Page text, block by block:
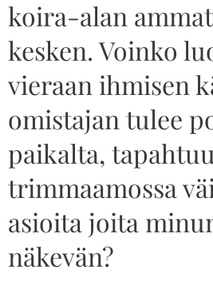
koira-alan
kesken. Voinko
vieraan ihmisen
omistajan tulee
paikalta,
trimmaamossa
asioita joita
näkevän?